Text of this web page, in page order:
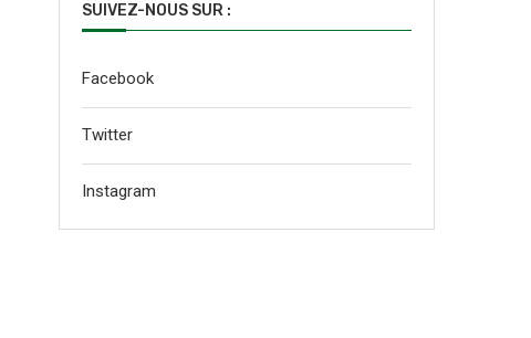
SUIVEZ-NOUS SUR :
Facebook
Twitter
Instagram